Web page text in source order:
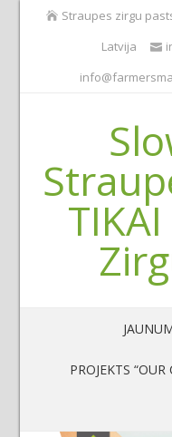
Straupes zirgu
Latvija
PROJEKTS